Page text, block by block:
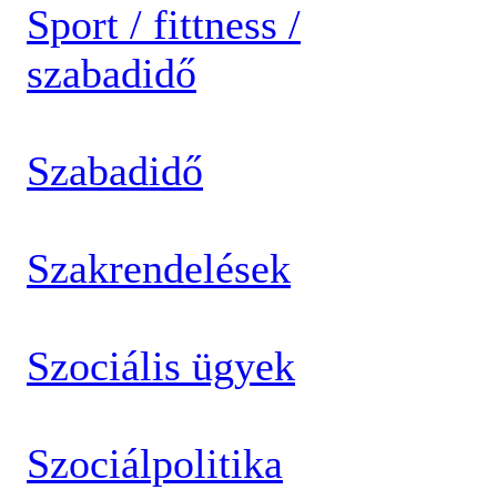
Sport / fittness /
szabadidő
Szabadidő
Szakrendelések
Szociális ügyek
Szociálpolitika